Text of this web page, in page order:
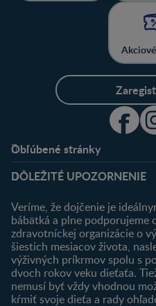
Obľúbené stránky
Produkty
Nájsť produkt
DÔLEŽITÉ UPOZORNENIE
Veríme, že dojčenie je
bábätká a plne podporujeme
zdravotníckej organizácie o
šiestich mesiacov života,
výživných príkrmov spolu s
dvoch rokov veku dieťaťa.
nemusí byť vždy vhodnou
kŕmiť svoje dieťa a rady